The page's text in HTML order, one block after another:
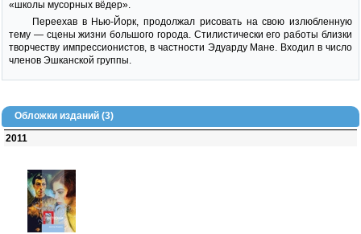
«школы мусорных вёдер».
Переехав в Нью-Йорк, продолжал рисовать на свою излюбленную
тему — сцены жизни большого города. Стилистически его работы близки
творчеству импрессионистов, в частности Эдуарду Мане. Входил в число
членов Эшканской группы.
Обложки изданий (3)
2011